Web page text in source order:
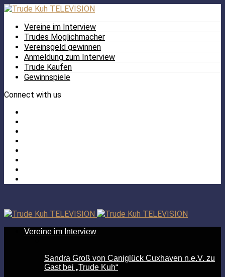
Vereine im Interview
Trudes Möglichmacher
Vereinsgeld gewinnen
Anmeldung zum Interview
Trude Kaufen
Gewinnspiele
Connect with us
Vereine im Interview
Sandra Groß von Caniglück Cuxhaven n.e.V. zu
Gast bei „Trude Kuh“